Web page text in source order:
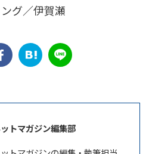
グ／伊賀瀬
トマガジン編集部